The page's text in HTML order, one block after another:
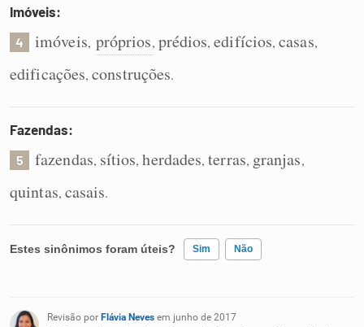
Imóveis:
4 imóveis, próprios, prédios,edifícios,casas,
edificações,construções.
Fazendas:
5 fazendas, sítios,herdades,terras, granjas,
quintas, casais.
Estes sinônimos foram úteis? Sim Não
Revisão por Flávia Neves em junho de 2017